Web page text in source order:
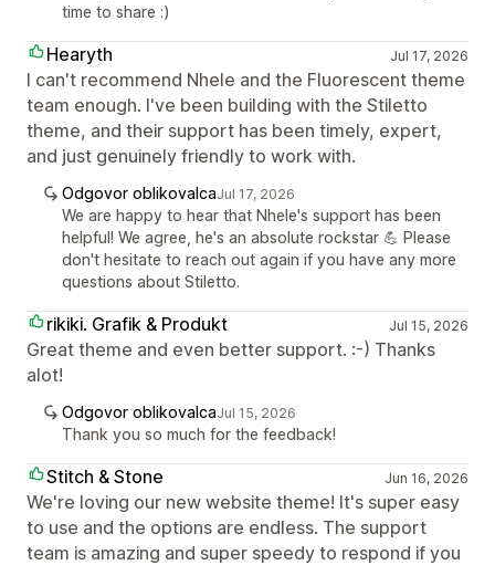
time to share :)
Hearyth Jul 17, 2026
I can't recommend Nhele and the Fluorescent theme
team enough. I've been building with the Stiletto
theme, and their support has been timely, expert,
and just genuinely friendly to work with.
Odgovor oblikovalcaJul 17, 2026
We are happy to hear that Nhele's support has been
helpful! We agree, he's an absolute rockstar 💪 Please
don't hesitate to reach out again if you have any more
questions about Stiletto.
rikiki. Grafik & Produkt Jul 15, 2026
Great theme and even better support. :-) Thanks
alot!
Odgovor oblikovalcaJul 15, 2026
Thank you so much for the feedback!
Stitch & Stone Jun 16, 2026
We're loving our new website theme! It's super easy
to use and the options are endless. The support
team is amazing and super speedy to respond if you